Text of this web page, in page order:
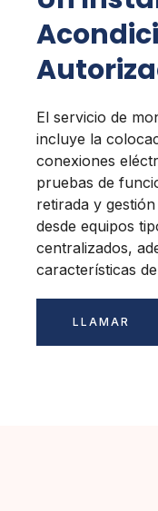
El servicio de
incluye la
conexiones
pruebas de
retirada y
desde equipos
centralizados,
características
LLAMAR